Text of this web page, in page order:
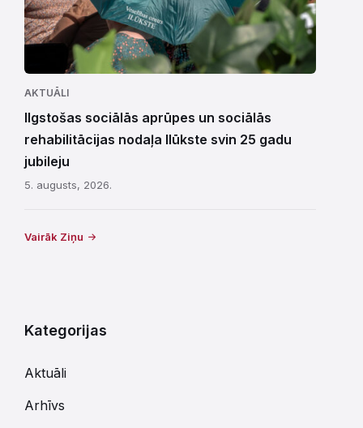
AKTUĀLI
Ilgstošas sociālās aprūpes un sociālās
rehabilitācijas nodaļa Ilūkste svin 25 gadu
jubileju
5. augusts, 2026.
Vairāk Ziņu
Kategorijas
Aktuāli
Arhīvs